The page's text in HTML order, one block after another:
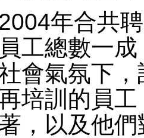
年合共
工總數一
會氣氛下
培訓的員
，以及他